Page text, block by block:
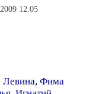
12:05
Левина, Фима